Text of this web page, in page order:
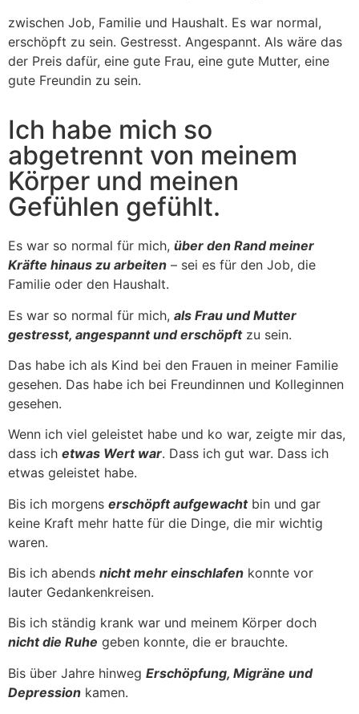
zwischen Job, Familie und Haushalt. Es war normal,
erschöpft zu sein. Gestresst. Angespannt. Als wäre das
der Preis dafür, eine gute Frau, eine gute Mutter, eine
gute Freundin zu sein.
Ich habe mich so
abgetrennt von meinem
Körper und meinen
Gefühlen gefühlt.
Es war so normal für mich, über den Rand meiner
Kräfte hinaus zu arbeiten – sei es für den Job, die
Familie oder den Haushalt.
Es war so normal für mich, als Frau und Mutter
gestresst, angespannt und erschöpft zu sein.
Das habe ich als Kind bei den Frauen in meiner Familie
gesehen. Das habe ich bei Freundinnen und Kolleginnen
gesehen.
Wenn ich viel geleistet habe und ko war, zeigte mir das,
dass ich etwas Wert war. Dass ich gut war. Dass ich
etwas geleistet habe.
Bis ich morgens erschöpft aufgewachtbin und gar
keine Kraft mehr hatte für die Dinge, die mir wichtig
waren.
Bis ich abends nicht mehr einschlafen konnte vor
lauter Gedankenkreisen.
Bis ich ständig krank war und meinem Körper doch
nicht die Ruhe geben konnte, die er brauchte.
Bis über Jahre hinweg Erschöpfung, Migräne und
Depression kamen.